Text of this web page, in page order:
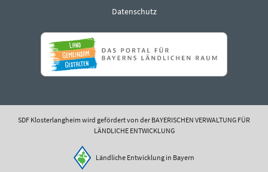
Datenschutz
SDF Klosterlangheim wird gefördert von der BAYERISCHEN VERWALTUNG FÜR
LÄNDLICHE ENTWICKLUNG
Ländliche Entwicklung in Bayern